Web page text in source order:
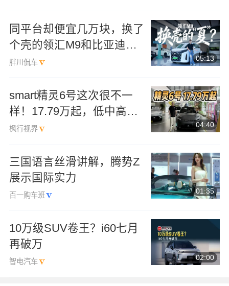
同平台却便宜几万块，换了
个壳的领汇M9和比亚迪夏
该怎么选？
胖川侃车
05:13
smart精灵6号这次很不一
样！17.79万起，低中高配
如何选？
枫行视界
04:40
三国语言丝滑讲解，腾势Z
展示国际实力
百一购车班
01:35
10万级SUV卷王？i60七月
再破万
智电汽车
02:00